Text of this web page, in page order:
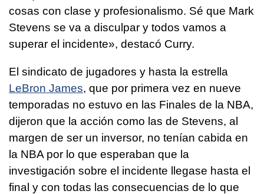
cosas con clase y profesionalismo. Sé que Mark
Stevens se va a disculpar y todos vamos a
superar el incidente», destacó Curry.
El sindicato de jugadores y hasta la estrella
LeBron James, que por primera vez en nueve
temporadas no estuvo en las Finales de la NBA,
dijeron que la acción como las de Stevens, al
margen de ser un inversor, no tenían cabida en
la NBA por lo que esperaban que la
investigación sobre el incidente llegase hasta el
final y con todas las consecuencias de lo que